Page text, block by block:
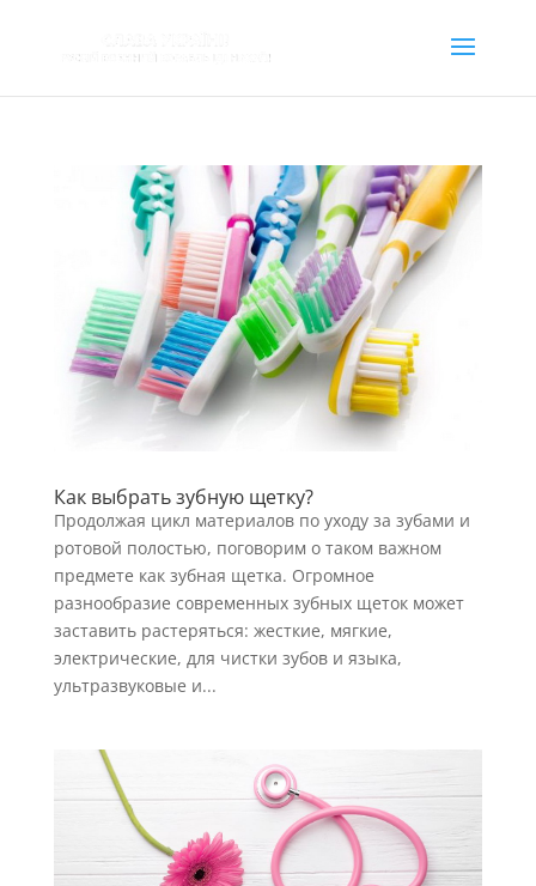
Как выбрать зубную щетку?
Продолжая цикл материалов по уходу за зубами и
ротовой полостью, поговорим о таком важном
предмете как зубная щетка. Огромное
разнообразие современных зубных щеток может
заставить растеряться: жесткие, мягкие,
электрические, для чистки зубов и языка,
ультразвуковые и...